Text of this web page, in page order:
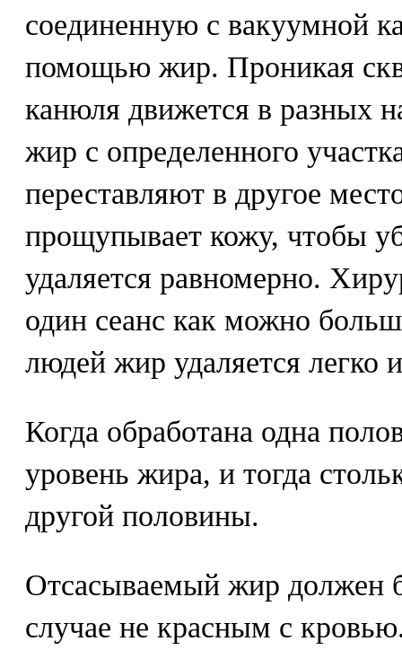
соединенную с вакуумной
помощью жир. Проникая
канюля движется в разных
жир с определенного
переставляют в другое
прощупывает кожу, чтобы
удаляется равномерно.
один сеанс как можно
людей жир удаляется легко
Когда обработана одна
уровень жира, и тогда
другой половины.
Отсасываемый жир должен
случае не красным с